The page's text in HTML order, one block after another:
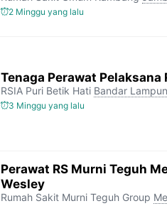
2 Minggu yang lalu
Tenaga Perawat Pelaksana
RSIA Puri Betik Hati Bandar
3 Minggu yang lalu
Perawat RS Murni Teguh
Wesley
Rumah Sakit Murni Teguh Group